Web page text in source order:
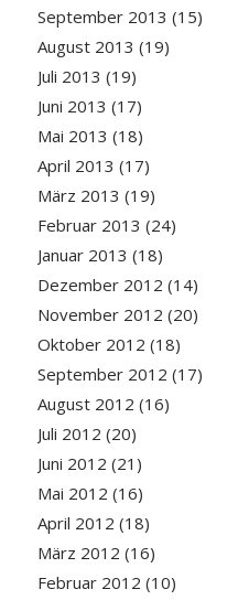
September 2013 (15)
August 2013 (19)
Juli 2013 (19)
Juni 2013 (17)
Mai 2013 (18)
April 2013 (17)
März 2013 (19)
Februar 2013 (24)
Januar 2013 (18)
Dezember 2012 (14)
November 2012 (20)
Oktober 2012 (18)
September 2012 (17)
August 2012 (16)
Juli 2012 (20)
Juni 2012 (21)
Mai 2012 (16)
April 2012 (18)
März 2012 (16)
Februar 2012 (10)